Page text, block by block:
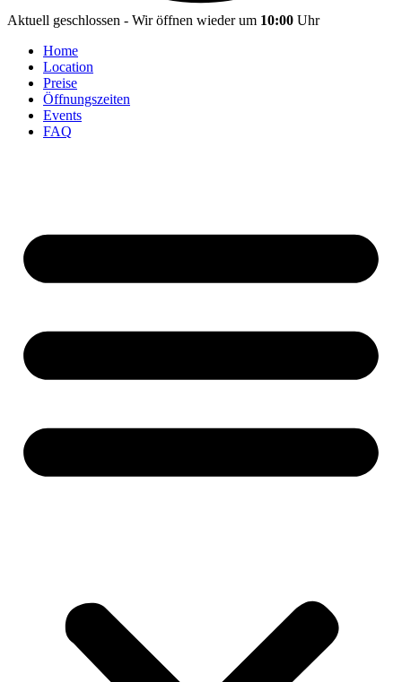
Aktuell geschlossen - Wir öffnen wieder um 10:00 Uhr
Home
Location
Preise
Öffnungszeiten
Events
FAQ